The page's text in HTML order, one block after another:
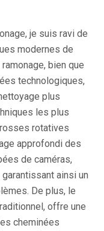
je suis ravi de
modernes de
bien que
technologiques,
plus
les plus
rotatives
approfondi des
de caméras,
ainsi un
De plus, le
offre une
cheminées